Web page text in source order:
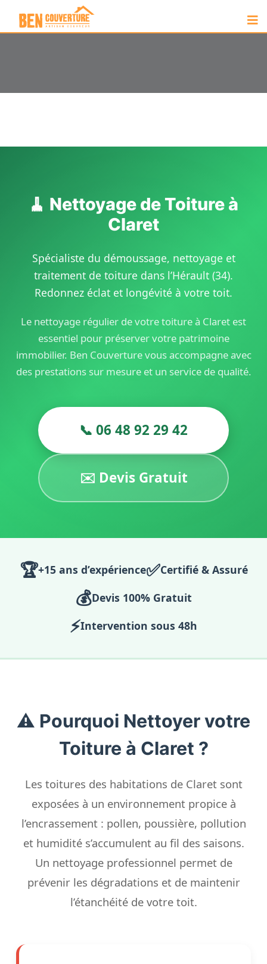
🧹 Nettoyage de Toiture à
Claret
Spécialiste du démoussage, nettoyage et
traitement de toiture dans l’Hérault (34).
Redonnez éclat et longévité à votre toit.
Le nettoyage régulier de votre toiture à Claret est
essentiel pour préserver votre patrimoine
immobilier. Ben Couverture vous accompagne avec
des prestations sur mesure et un service de qualité.
📞 06 48 92 29 42
✉️ Devis Gratuit
🏆+15 ans d’expérience✅Certifié & Assuré
💰Devis 100% Gratuit
⚡Intervention sous 48h
⚠️ Pourquoi Nettoyer votre
Toiture à Claret ?
Les toitures des habitations de Claret sont
exposées à un environnement propice à
l’encrassement : pollen, poussière, pollution
et humidité s’accumulent au fil des saisons.
Un nettoyage professionnel permet de
prévenir les dégradations et de maintenir
l’étanchéité de votre toit.